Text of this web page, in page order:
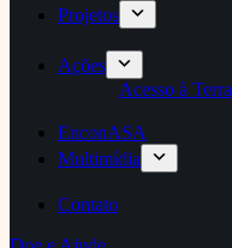
Projetos
Ações
Acesso à Terra
EnconASA
Multimídia
Contato